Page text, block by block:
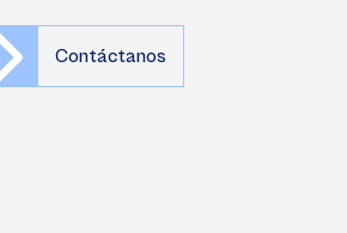
Contáctanos